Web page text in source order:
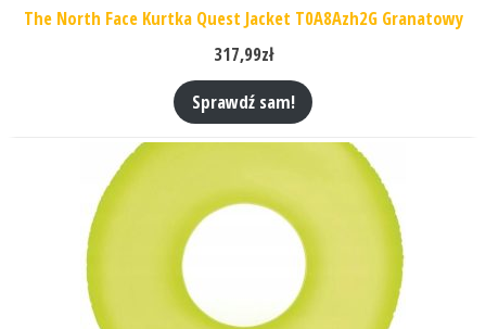
The North Face Kurtka Quest Jacket T0A8Azh2G Granatowy
317,99zł
Sprawdź sam!